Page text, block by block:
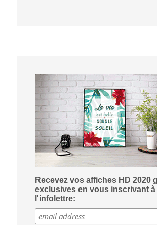
Recevez vos affiches HD 2020
exclusives en vous inscrivant à
l'infolettre: